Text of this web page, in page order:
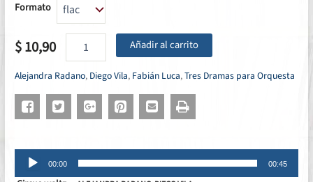
Formato
$10,90
Dramas
Orquesta
|
Exploraciones
del
musical
cantidad
Añadir al carrito
Alejandra Radano, Diego Vila, Fabián Luca,Tres Dramas para Orquesta
Reproductor
00:00 00:45